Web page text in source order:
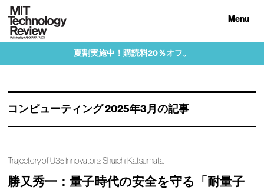
Menu
夏割実施中！購読料20％オフ。
コンピューティング 2025年3月の記事
Trajectory of U35 Innovators: Shuichi Katsumata
勝又秀一：量子時代の安全を守る「耐量子